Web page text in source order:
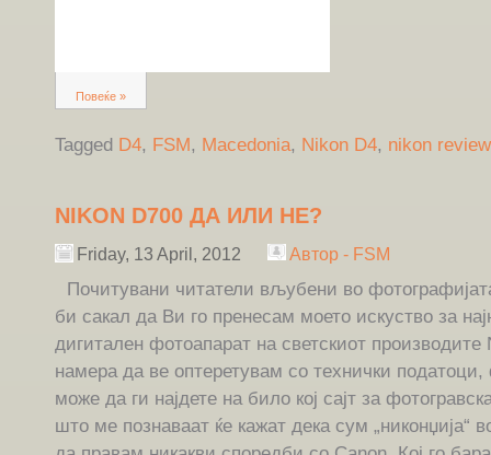
Повеќе »
Tagged D4, FSM, Macedonia, Nikon D4, nikon review
NIKON D700 ДА ИЛИ НЕ?
Friday, 13 April, 2012 Автор - FSM
Почитувани читатели вљубени во
би сакал да Ви го пренесам моето искуство за
дигитален фотоапарат на светскиот
намера да ве оптеретувам со технички податоци,
може да ги најдете на било кој сајт за
што ме познаваат ќе кажат дека сум „никонџија“